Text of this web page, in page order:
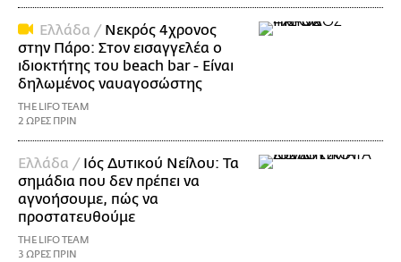
Ελλάδα / Νεκρός 4χρονος
στην Πάρο: Στον εισαγγελέα ο
ιδιοκτήτης του beach bar - Είναι
δηλωμένος ναυαγοσώστης
THE LIFO TEAM
2 ΩΡΕΣ ΠΡΙΝ
Ελλάδα / Ιός Δυτικού Νείλου: Τα
σημάδια που δεν πρέπει να
αγνοήσουμε, πώς να
προστατευθούμε
THE LIFO TEAM
3 ΩΡΕΣ ΠΡΙΝ